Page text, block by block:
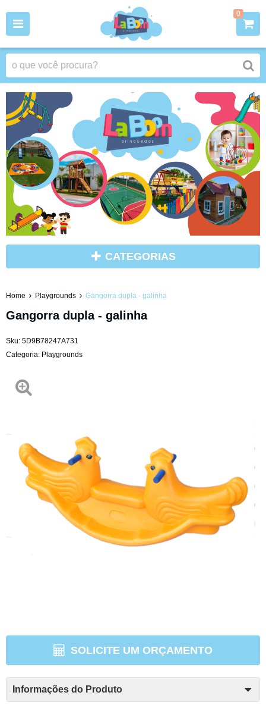
0
CATEGORIAS
Home Playgrounds Gangorra dupla - galinha
Gangorra dupla - galinha
Sku: 5D9B78247A731
Categoria: Playgrounds
SOLICITE UM ORÇAMENTO
Informações do Produto